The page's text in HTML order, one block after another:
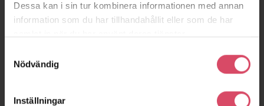
Dessa kan i sin tur kombinera informationen med annan
information som du har tillhandahållit eller som de har
Nödvändig
Inställningar